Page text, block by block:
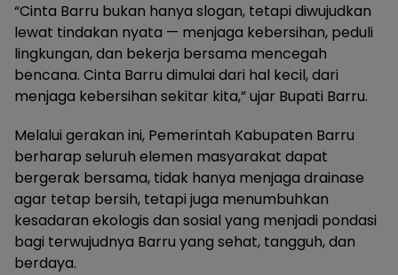
“Cinta Barru bukan hanya slogan, tetapi diwujudkan
lewat tindakan nyata — menjaga kebersihan, peduli
lingkungan, dan bekerja bersama mencegah
bencana. Cinta Barru dimulai dari hal kecil, dari
menjaga kebersihan sekitar kita,” ujar Bupati Barru.
Melalui gerakan ini, Pemerintah Kabupaten Barru
berharap seluruh elemen masyarakat dapat
bergerak bersama, tidak hanya menjaga drainase
agar tetap bersih, tetapi juga menumbuhkan
kesadaran ekologis dan sosial yang menjadi pondasi
bagi terwujudnya Barru yang sehat, tangguh, dan
berdaya.